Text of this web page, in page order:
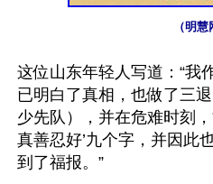
（明慧
这位山东年轻人写道：“我
已明白了真相，也做了三
少先队），并在危难时刻
真善忍好’九个字，并因此
到了福报。”